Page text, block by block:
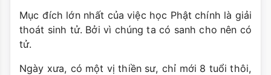
Mục đích lớn nhất của việc học Phật chính là giải
thoát sinh tử. Bởi vì chúng ta có sanh cho nên có
tử.
Ngày xưa, có một vị thiền sư, chỉ mới 8 tuổi thôi,